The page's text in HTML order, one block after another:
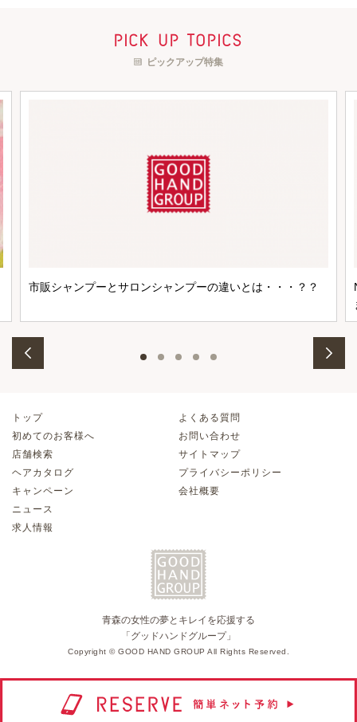
pick up topics
ピックアップ特集
市販シャンプーとサロンシャンプーの違いとは・・・？？
トップ
初めてのお客様へ
店舗検索
ヘアカタログ
キャンペーン
ニュース
求人情報
よくある質問
お問い合わせ
サイトマップ
プライバシーポリシー
会社概要
青森の女性の夢とキレイを応援する
「グッドハンドグループ」
Copyright © GOOD HAND GROUP All Rights Reserved.